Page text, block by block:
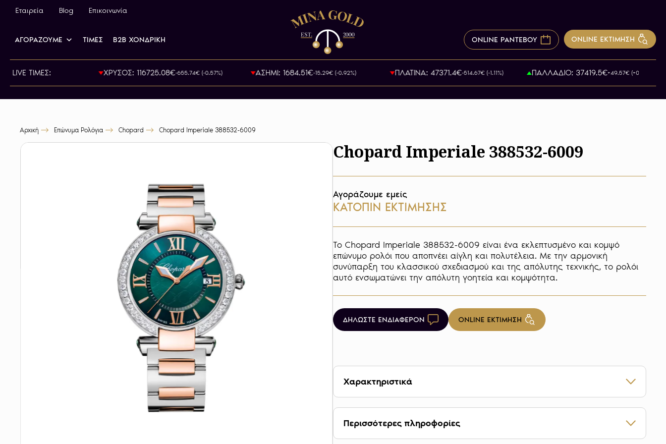
Εταιρεία Blog Επικοινωνία
ΑΓΟΡΑΖΟΥΜΕ ΤΙΜΕΣ B2B ΧΟΝΔΡΙΚΗ ONLINE ΡΑΝΤΕΒΟΥ ONLINE ΕΚΤΙΜΗΣΗ
LIVE ΤΙΜΕΣ:
800.00€ ΧΡΥΣΟΣ: 116725.08€-655.74€ (-0.57%) ΑΣΗΜΙ: 1684.51€-15.29€ (-0.92%) ΠΛΑΤΙΝΑ: 47371.4€-514.67€ (-1.11%) ΠΑΛΛΑΔΙΟ: 37419.5€+49.57€ (+0.14%)
Αρχική Επώνυμα Ρολόγια Chopard Chopard Imperiale 388532-6009
Chopard Imperiale 388532-6009
Αγοράζουμε εμείς
ΚΑΤΟΠΙΝ ΕΚΤΙΜΗΣΗΣ
Το Chopard Imperiale 388532-6009 είναι ένα εκλεπτυσμένο και κομψό
επώνυμο ρολόι που αποπνέει αίγλη και πολυτέλεια. Με την αρμονική
συνύπαρξη του κλασσικού σχεδιασμού και της απόλυτης τεχνικής, το ρολόι
αυτό ενσωματώνει την απόλυτη γοητεία και κομψότητα.
ΔΗΛΩΣΤΕ ΕΝΔΙΑΦΕΡΟΝ ONLINE ΕΚΤΙΜΗΣΗ
Χαρακτηριστικά
ΚΩΔΙΚΟΣ ΑΝΑΦΟΡΑΣ: 388532-6009
ΥΛΙΚΟ ΚΑΤΑΣΚΕΥΗΣ: Ανοξείδωτο ατσάλι με ροζ χρυσό
ΜΗΧΑΝΙΣΜΟΣ: Αυτόματος, Quartz
ΔΙΑΜΕΤΡΟΣ: 36 mm
Περισσότερες πληροφορίες